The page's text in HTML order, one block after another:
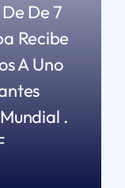
De 7
Recibe
A Uno
.